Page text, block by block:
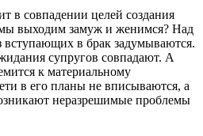
в совпадении целей создания
выходим замуж и женимся? Над
вступающих в брак задумываются.
супругов совпадают. А
к материальному
в его планы не вписываются, а
неразрешимые проблемы